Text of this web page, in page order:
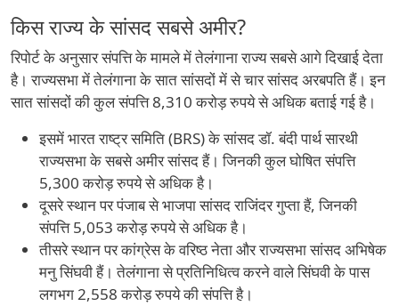
किस राज्य के सांसद सबसे अमीर?
रिपोर्ट के अनुसार संपत्ति के मामले में तेलंगाना राज्य सबसे आगे दिखाई देता
है। राज्यसभा में तेलंगाना के सात सांसदों में से चार सांसद अरबपति हैं। इन
सात सांसदों की कुल संपत्ति 8,310 करोड़ रुपये से अधिक बताई गई है।
इसमें भारत राष्ट्र समिति (BRS) के सांसद डॉ. बंदी पार्थ सारथी
राज्यसभा के सबसे अमीर सांसद हैं। जिनकी कुल घोषित संपत्ति
5,300 करोड़ रुपये से अधिक है।
दूसरे स्थान पर पंजाब से भाजपा सांसद राजिंदर गुप्ता हैं, जिनकी
संपत्ति 5,053 करोड़ रुपये से अधिक है।
तीसरे स्थान पर कांग्रेस के वरिष्ठ नेता और राज्यसभा सांसद अभिषेक
मनु सिंघवी हैं। तेलंगाना से प्रतिनिधित्व करने वाले सिंघवी के पास
लगभग 2,558 करोड़ रुपये की संपत्ति है।